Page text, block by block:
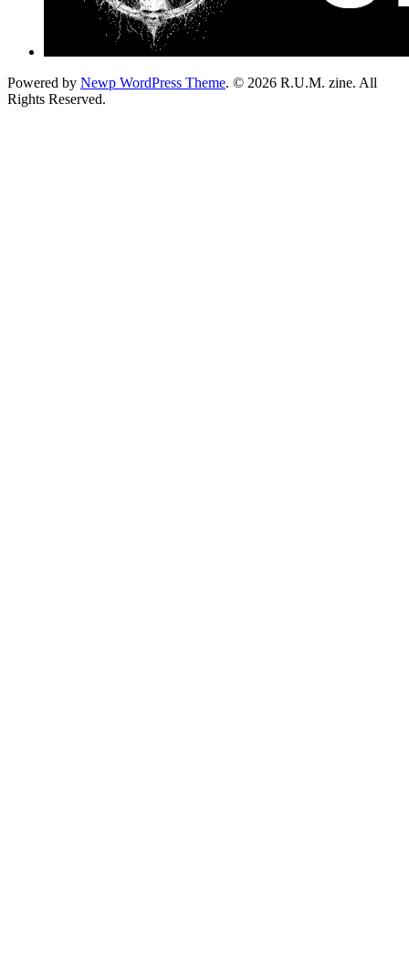
Powered by Newp WordPress Theme. © 2026 R.U.M. zine. All
Rights Reserved.